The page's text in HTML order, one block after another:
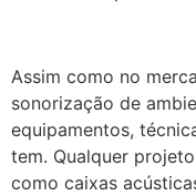
Assim como no
sonorização de
equipamentos,
tem. Qualquer
como caixas